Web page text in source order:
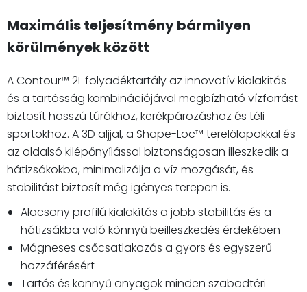
Maximális teljesítmény bármilyen
körülmények között
A Contour™ 2L folyadéktartály az innovatív kialakítás
és a tartósság kombinációjával megbízható vízforrást
biztosít hosszú túrákhoz, kerékpározáshoz és téli
sportokhoz. A 3D aljjal, a Shape-Loc™ terelőlapokkal és
az oldalsó kilépőnyílással biztonságosan illeszkedik a
hátizsákokba, minimalizálja a víz mozgását, és
stabilitást biztosít még igényes terepen is.
Alacsony profilú kialakítás a jobb stabilitás és a
hátizsákba való könnyű beilleszkedés érdekében
Mágneses csőcsatlakozás a gyors és egyszerű
hozzáférésért
Tartós és könnyű anyagok minden szabadtéri